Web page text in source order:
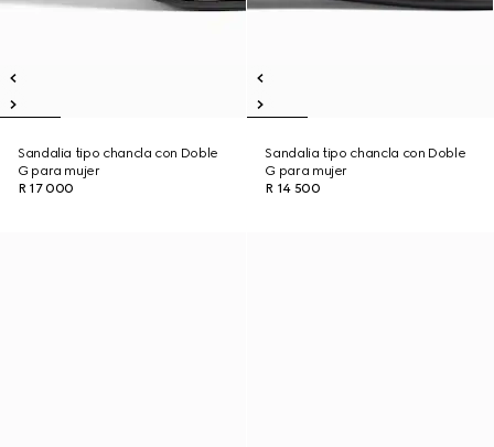
Sandalia tipo chancla con Doble
G para mujer
R 17 000
Sandalia tipo chancla con Doble
G para mujer
R 14 500